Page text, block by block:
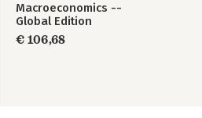
Macroeconomics --
Global Edition
€ 106,68